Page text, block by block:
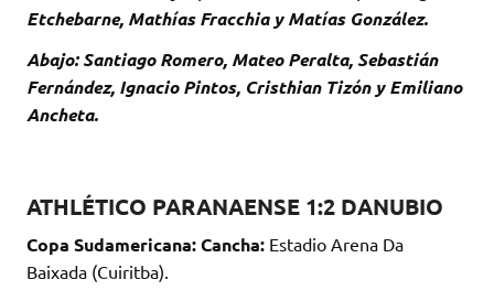
Etchebarne, Mathías Fracchia y Matías González.
Abajo: Santiago Romero, Mateo Peralta, Sebastián
Fernández, Ignacio Pintos, Cristhian Tizón y Emiliano
Ancheta.
ATHLÉTICO PARANAENSE 1:2 DANUBIO
Copa Sudamericana: Cancha: Estadio Arena Da
Baixada (Cuiritba).